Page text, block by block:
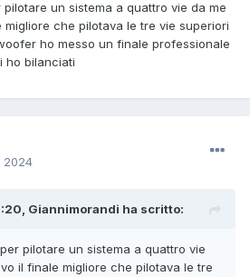
un sistema a quattro vie da me
che pilotava le tre vie superiori
ho messo un finale professionale
ho bilanciati
2024
Giannimorandi ha scritto:
pilotare un sistema a quattro vie
il finale migliore che pilotava le tre